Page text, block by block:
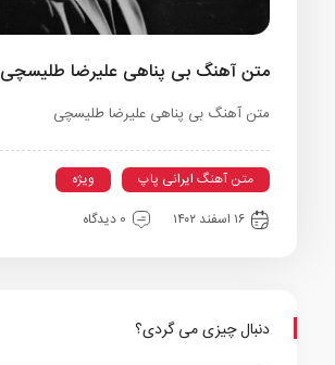
متن آهنگ بی پناهی علیرضا طلیسچی
متن آهنگ بی پناهی علیرضا طلیسچی
متن آهنگ ایرانی پاپ
ویژه
۱۶ اسفند ۱۴۰۲
0 دیدگاه
دنبال چیزی می گردی؟